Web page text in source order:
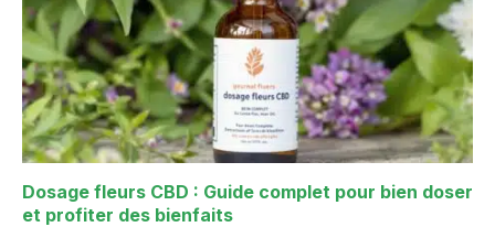
Dosage fleurs CBD : Guide complet pour bien doser
et profiter des bienfaits